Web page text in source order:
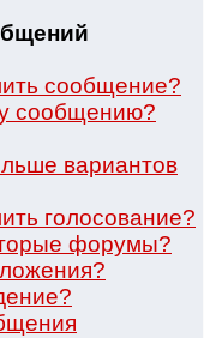
сообщение?
сообщению?
вариантов
голосование?
форумы?